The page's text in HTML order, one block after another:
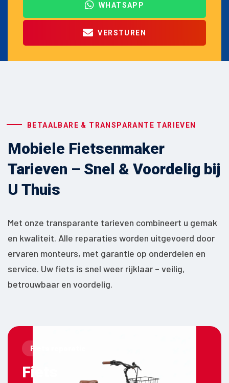
WHATSAPP
VERSTUREN
BETAALBARE & TRANSPARANTE TARIEVEN
Mobiele Fietsenmaker
Tarieven – Snel & Voordelig bij
U Thuis
Met onze transparante tarieven combineert u gemak
en kwaliteit. Alle reparaties worden uitgevoerd door
ervaren monteurs, met garantie op onderdelen en
service. Uw fiets is snel weer rijklaar – veilig,
betrouwbaar en voordelig.
Fiets reparatie
Fiets